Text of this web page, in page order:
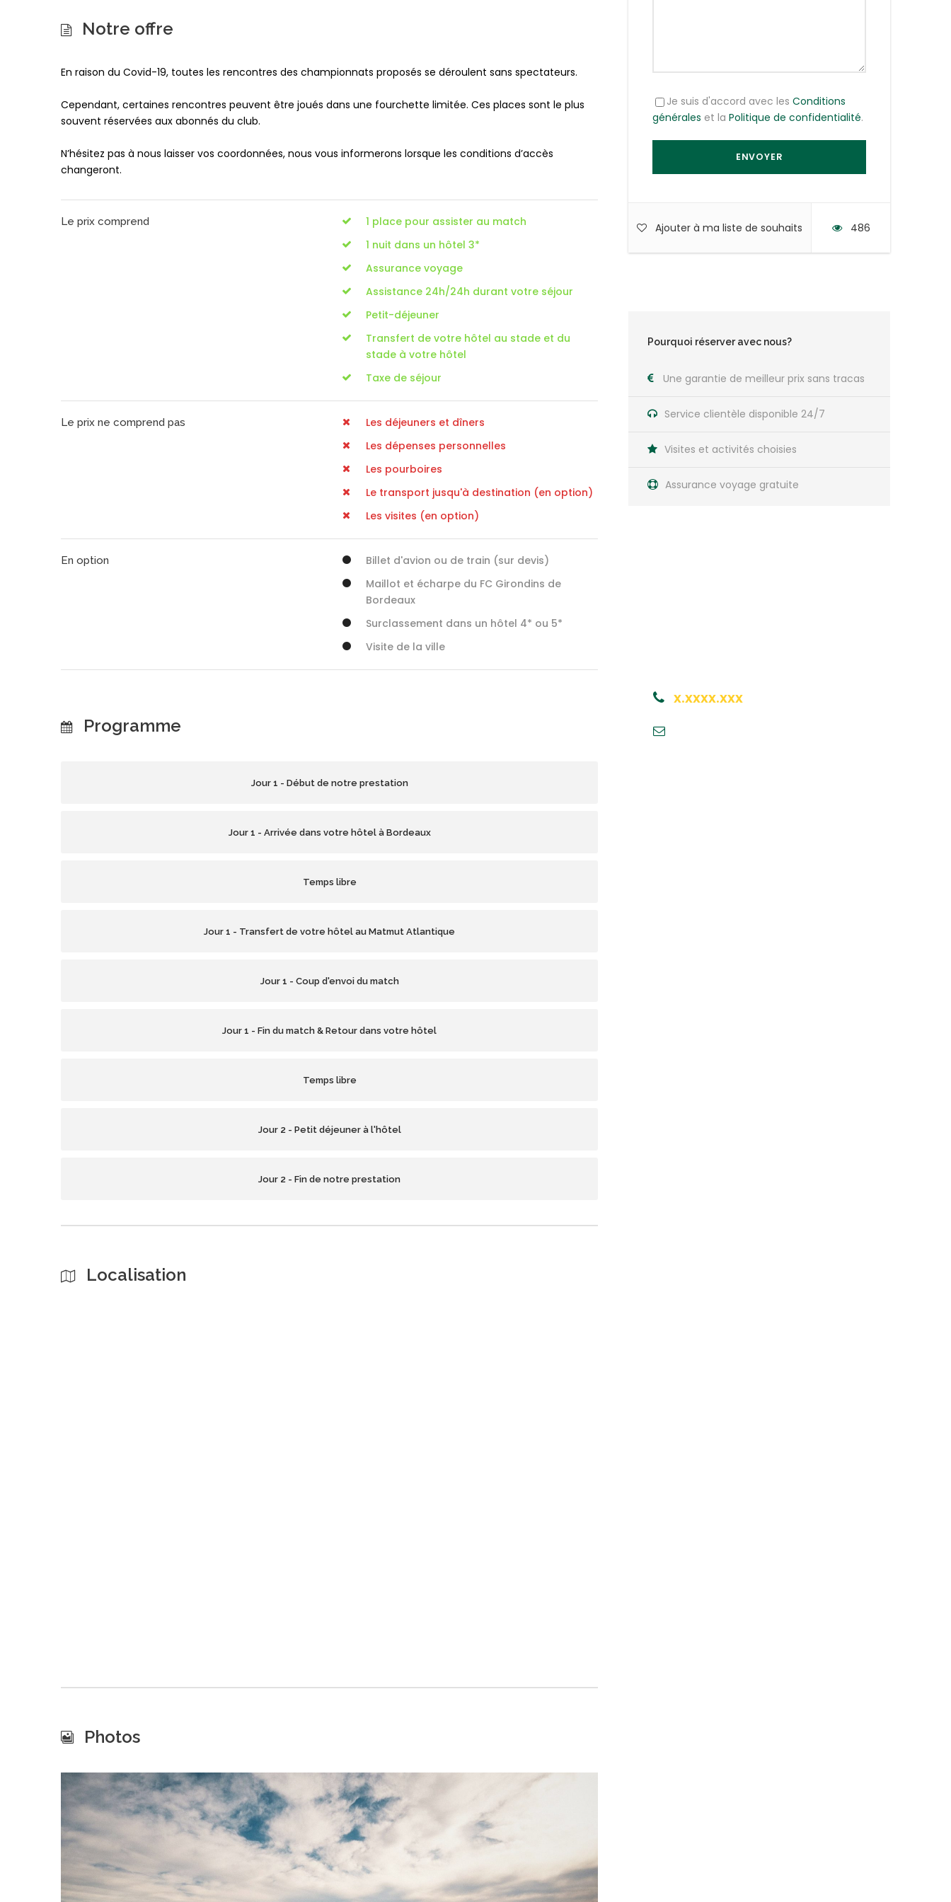
Je suis d'accord avec les Conditions
générales et la Politique de confidentialité.
Ajouter à ma liste de souhaits 486
Pourquoi réserver avec nous?
Une garantie de meilleur prix sans tracas
Service clientèle disponible 24/7
Visites et activités choisies
Assurance voyage gratuite
x.xxxx.xxx
Notre offre
En raison du Covid-19, toutes les rencontres des championnats proposés se déroulent sans spectateurs.
Cependant, certaines rencontres peuvent être joués dans une fourchette limitée. Ces places sont le plus
souvent réservées aux abonnés du club.
N’hésitez pas à nous laisser vos coordonnées, nous vous informerons lorsque les conditions d’accès
changeront.
Le prix comprend
1 place pour assister au match
1 nuit dans un hôtel 3*
Assurance voyage
Assistance 24h/24h durant votre séjour
Petit-déjeuner
Transfert de votre hôtel au stade et du
stade à votre hôtel
Taxe de séjour
Le prix ne comprend pas
Les déjeuners et dîners
Les dépenses personnelles
Les pourboires
Le transport jusqu'à destination (en option)
Les visites (en option)
En option
Billet d'avion ou de train (sur devis)
Maillot et écharpe du FC Girondins de
Bordeaux
Surclassement dans un hôtel 4* ou 5*
Visite de la ville
Programme
Jour 1 - Début de notre prestation
Jour 1 - Arrivée dans votre hôtel à Bordeaux
Temps libre
Jour 1 - Transfert de votre hôtel au Matmut Atlantique
Jour 1 - Coup d'envoi du match
Jour 1 - Fin du match & Retour dans votre hôtel
Temps libre
Jour 2 - Petit déjeuner à l'hôtel
Jour 2 - Fin de notre prestation
Localisation
Photos